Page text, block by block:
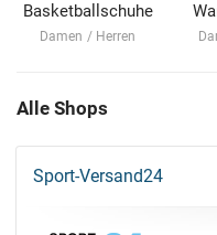
Basketballschuhe
Damen / Herren
Alle Shops
Sport-Versand24